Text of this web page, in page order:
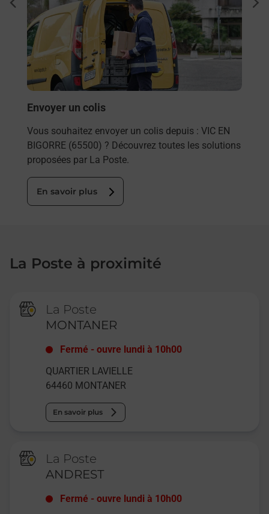
Envoyer un colis
Vous souhaitez envoyer un colis depuis : VIC EN
BIGORRE (65500) ? Découvrez toutes les solutions
proposées par La Poste.
En savoir plus
La Poste à proximité
La Poste
MONTANER
Fermé -ouvre lundi à 10h00
QUARTIER LAVIELLE
64460 MONTANER
En savoir plus
La Poste
ANDREST
Fermé -ouvre lundi à 10h00